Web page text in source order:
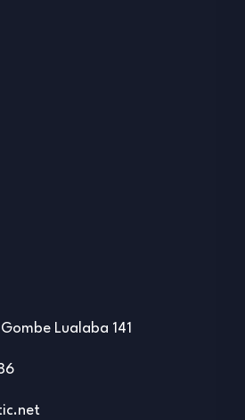
Lualaba 141